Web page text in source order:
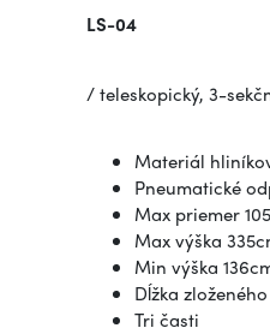
LS-04
/ teleskopický, 3-
Materiál
Pneumatické
Max priemer
Max výška
Min výška
Dĺžka
Tri časti